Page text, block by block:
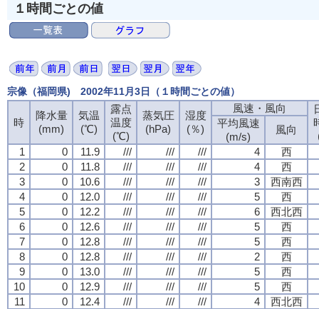
１時間ごとの値
宗像（福岡県) 2002年11月3日（１時間ごとの値）
時
降水量
(mm)
気温
(℃)
露点
温度
(℃)
蒸気圧
(hPa)
湿度
(％)
風速・風向
平均風速
(m/s)
風向
1
0 11.9 /// /// /// 4
西
2
0 11.8 /// /// /// 4
西
3
0 10.6 /// /// /// 3
西南西
4
0 12.0 /// /// /// 5
西
5
0 12.2 /// /// /// 6
西北西
6
0 12.6 /// /// /// 5
西
7
0 12.8 /// /// /// 5
西
8
0 12.8 /// /// /// 2
西
9
0 13.0 /// /// /// 5
西
10
0 12.9 /// /// /// 5
西
11
0 12.4 /// /// /// 4
西北西